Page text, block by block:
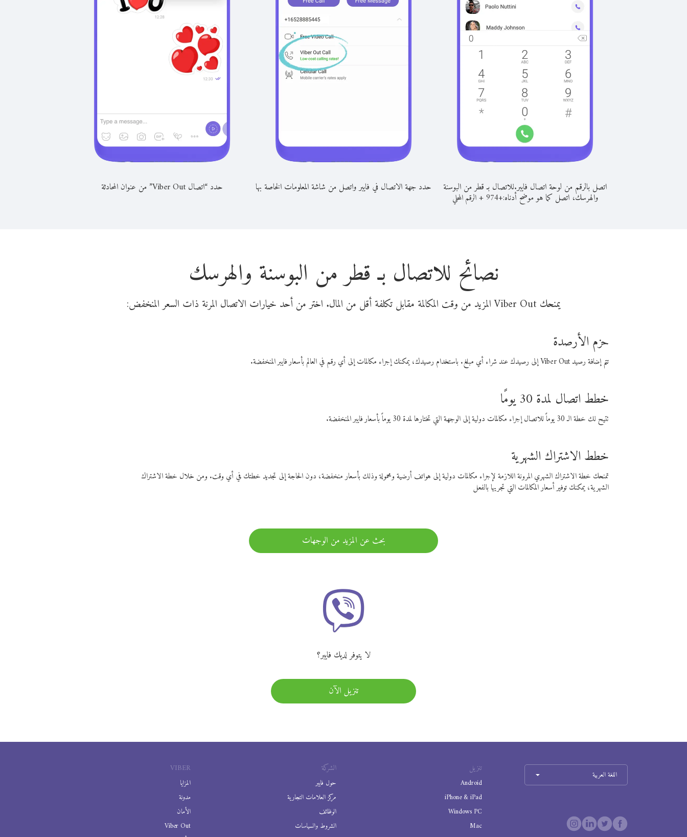
اتصل بالرقم من لوحة اتصال فايبر.للاتصال بـ قطر من البوسنة
والهرسك، اتصل كما هو موضح أدناه:+
974
+الرقم المحلي
حدد جهة الاتصال في فايبر واتصل من شاشة المعلومات الخاصة بها حدد “اتصال Viber Out” من عنوان المحادثة
نصائح للاتصال بـ قطر من البوسنة والهرسك
يمنحك Viber Out المزيد من وقت المكالمة مقابل تكلفة أقل من المال. اختر من أحد خيارات الاتصال المرنة ذات السعر المنخفض:
حزم الأرصدة
تتم إضافة رصيد Viber Out إلى رصيدك عند شراء أي مبلغ. باستخدام رصيدك، يمكنك إجراء مكالمات إلى أي رقم في العالم بأسعار فايبر المنخفضة.
خطط اتصال لمدة 30 يومًا
تتيح لك خطة الـ 30 يوماً للاتصال إجراء مكالمات دولية إلى الوجهة التي تختارها لمدة 30 يوماً بأسعار فايبر المنخفضة.
خطط الاشتراك الشهرية
تمنحك خطة الاشتراك الشهري المرونة اللازمة لإجراء مكالمات دولية إلى هواتف أرضية ومحمولة وذلك بأسعار منخفضة، دون الحاجة إلى تجديد خطتك في أي وقت. ومن خلال خطة الاشتراك
الشهرية، يمكنك توفير أسعار المكالمات التي تجريها بالفعل
بحث عن المزيد من الوجهات
لا يتوفر لديك فايبر؟
تنزيل الآن
VIBER
المزايا
مدونة
الأمان
Viber Out
الشركة
حول فايبر
مركز العلامات التجارية
الوظائف
الشروط والسياسات
تنزيل
Android
iPhone & iPad
Windows PC
Mac
اللغة العربية